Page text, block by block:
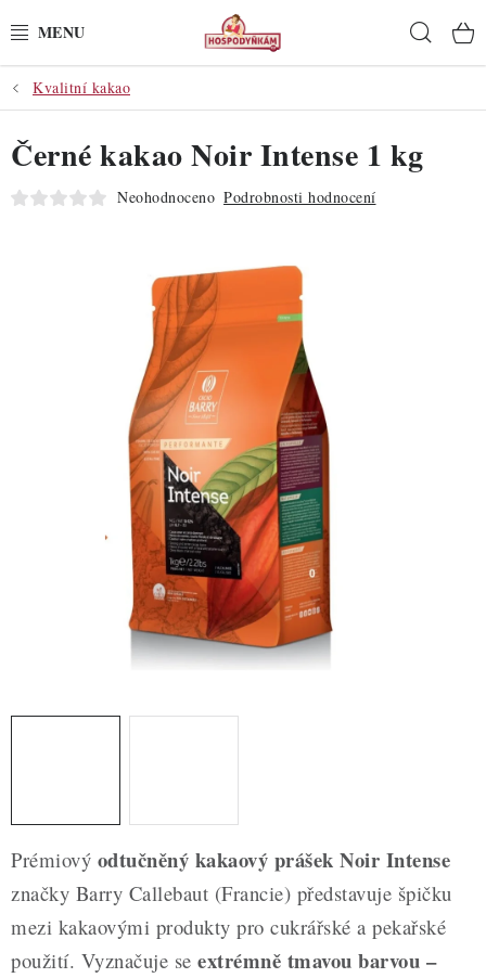
na
POTŘEBY
POMŮCKY
SUROVINY
ZDRAVÉ PEČENÍ
DÁRKOVÉ POUKAZY
TÉMATICKÉ PRODUKTY
PROFI BALENÍ
NOVÉ ZBOŽÍ
Nepřevzetí zásilky na dobírku
Hodnocení obchodu
Blog
Moje objednávka
Podmínky ochrany osobních údajů
Kvalitní kakao
Prémiový odtučněný kakaový prášek Noir Intense
značky Barry Callebaut (Francie) představuje špičku
mezi kakaovými produkty pro cukrářské a pekařské
použití. Vyznačuje se extrémně tmavou barvou –
Černé kakao Noir Intense 1 kg
Neohodnoceno Podrobnosti hodnocení